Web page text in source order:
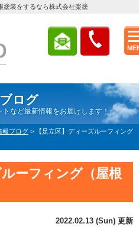
塗装をするなら株式会社楽塗
ログ
など最新情報をお届けします！
報ブログ >
【足立区】ディーズルーフィング
ルーフィング（屋根
2022.02.13 (Sun) 更新